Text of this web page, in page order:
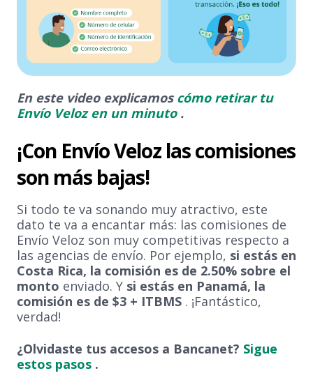
En este video explicamos cómo retirar tu
Envío Veloz en un minuto .
¡Con Envío Veloz las comisiones
son más bajas!
Si todo te va sonando muy atractivo, este
dato te va a encantar más: las comisiones de
Envío Veloz son muy competitivas respecto a
las agencias de envío. Por ejemplo, si estás en
Costa Rica, la comisión es de 2.50% sobre el
monto enviado. Y si estás en Panamá, la
comisión es de $3 + ITBMS . ¡Fantástico,
verdad!
¿Olvidaste tus accesos a Bancanet? Sigue
estos pasos .